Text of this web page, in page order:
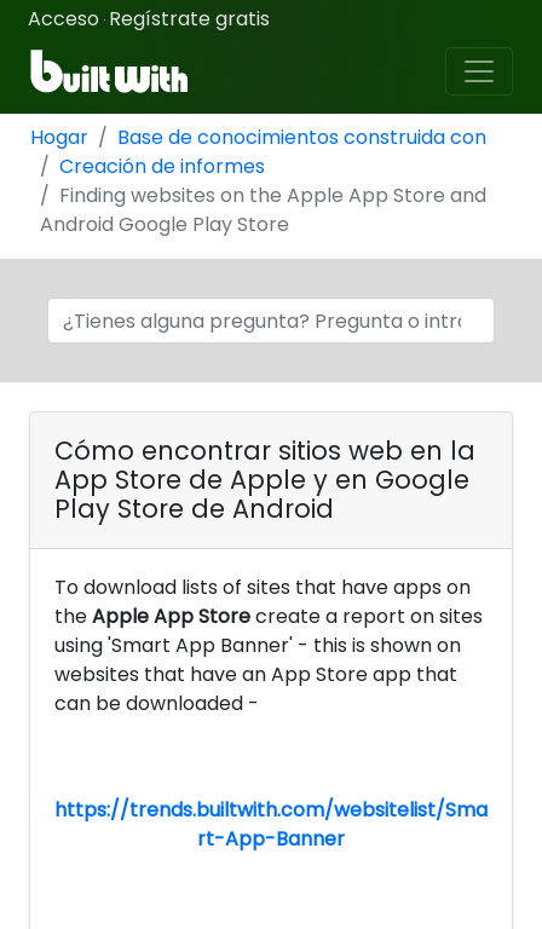
Acceso · Regístrate gratis
Hogar
Base de conocimientos construida con
Creación de informes
Finding websites on the Apple App Store and
Android Google Play Store
Cómo encontrar sitios web en la
App Store de Apple y en Google
Play Store de Android
To download lists of sites that have apps on
theApple App Storecreate a report on sites
using 'Smart App Banner' - this is shown on
websites that have an App Store app that
can be downloaded -
https://trends.builtwith.com/websitelist/Sma
rt-App-Banner